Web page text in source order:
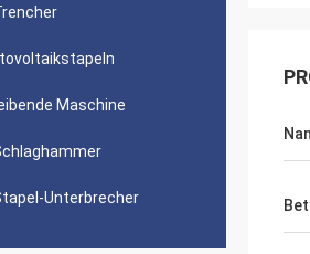
Maschine
Unterbrecher